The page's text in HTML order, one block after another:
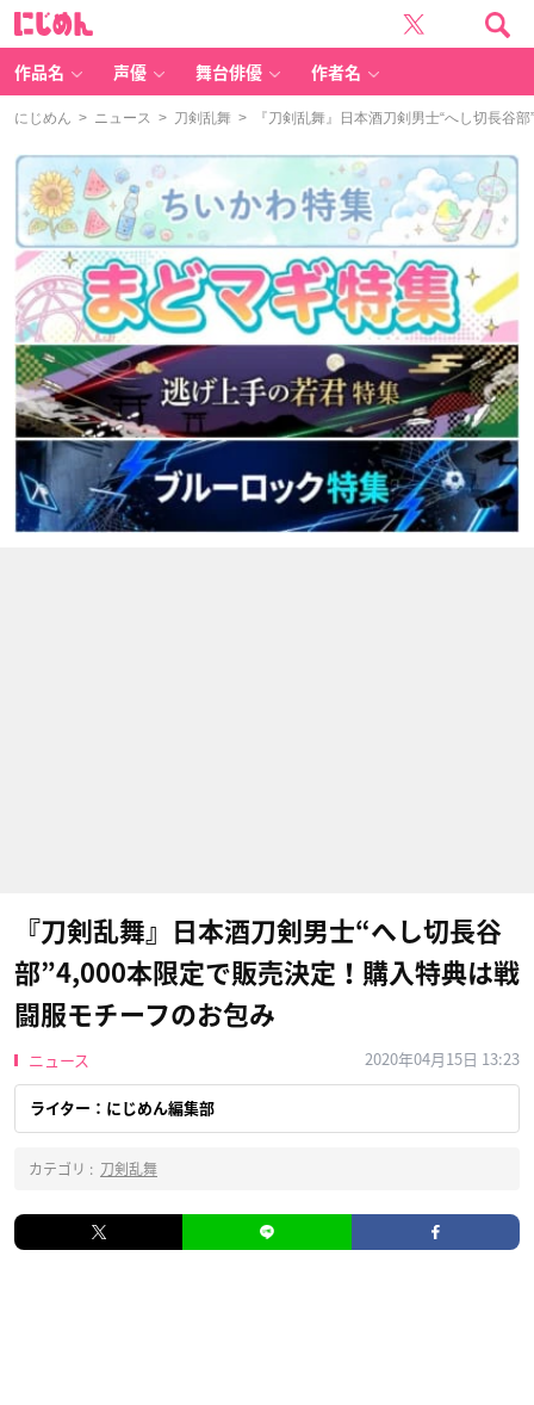
作品名 声優 舞台俳優 作者名
にじめん > ニュース > 刀剣乱舞 > 『刀剣乱舞』日本酒刀剣男士“へし切長谷
『刀剣乱舞』日本酒刀剣男士“へし切長谷
部”4,000本限定で販売決定！購入特典は戦
闘服モチーフのお包み
ニュース 2020年04月15日 13:23
ライター：にじめん編集部
カテゴリ : 刀剣乱舞